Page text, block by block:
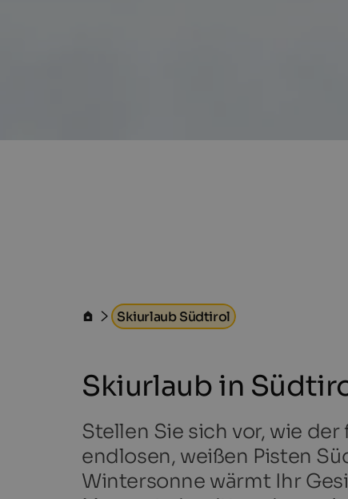
Skiurlaub Südtirol
Skiurlaub in
Stellen Sie sich vor, wie
endlosen, weißen Pisten
Wintersonne wärmt Ihr